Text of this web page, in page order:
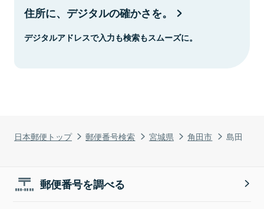
日本郵便トップ 郵便番号検索 宮城県 角田市 島田
住所に、デジタルの確かさを。
デジタルアドレスで入力も検索もスムーズに。
郵便番号を調べる